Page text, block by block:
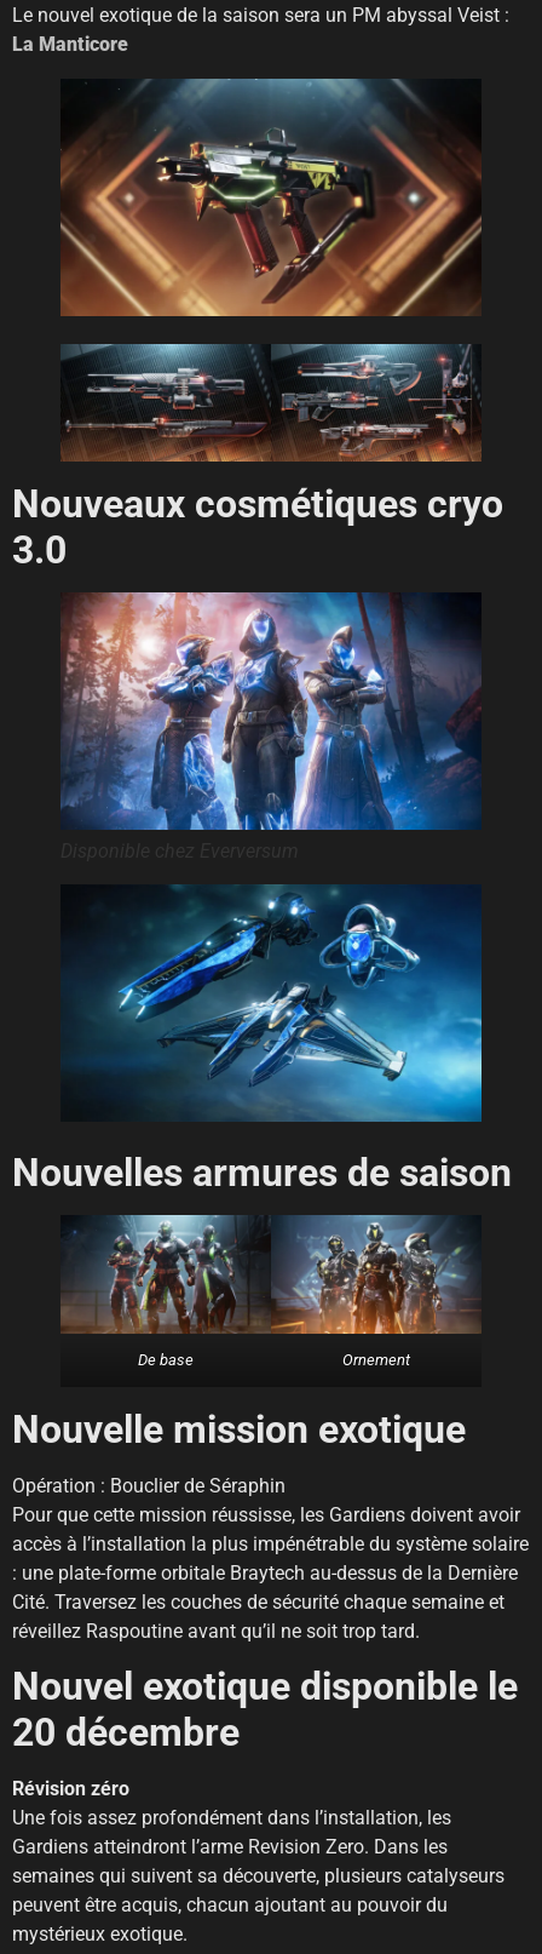
Le nouvel exotique de la saison sera un PM abyssal Veist :
La Manticore
Nouveaux cosmétiques cryo
3.0
Nouvelles armures de saison
De base Ornement
Nouvelle mission exotique
Opération : Bouclier de Séraphin
Pour que cette mission réussisse, les Gardiens doivent avoir
accès à l’installation la plus impénétrable du système solaire
: une plate-forme orbitale Braytech au-dessus de la Dernière
Cité. Traversez les couches de sécurité chaque semaine et
réveillez Raspoutine avant qu’il ne soit trop tard.
Nouvel exotique disponible le
20 décembre
Révision zéro
Une fois assez profondément dans l’installation, les
Gardiens atteindront l’arme Revision Zero. Dans les
semaines qui suivent sa découverte, plusieurs catalyseurs
peuvent être acquis, chacun ajoutant au pouvoir du
mystérieux exotique.